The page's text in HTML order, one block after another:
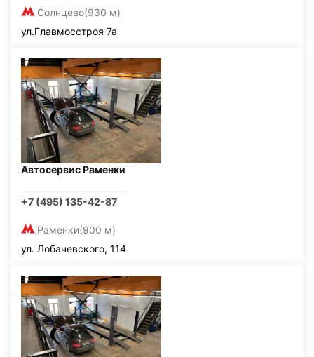
Солнцево(930 м)
ул.Главмосстроя 7а
Автосервис Раменки
+7 (495) 135-42-87
Раменки(900 м)
ул. Лобачевского, 114